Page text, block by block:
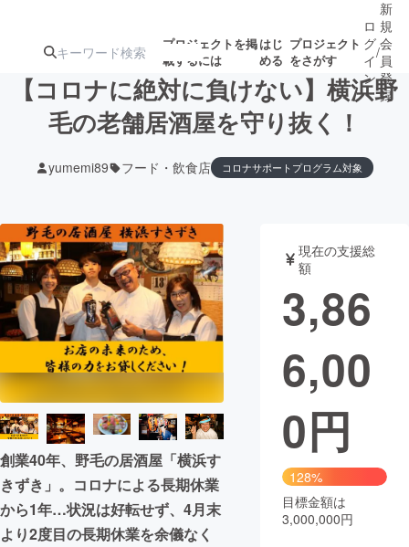
プロジェクトを掲
載するには
はじ
める
プロジェクト
をさがす
ジェクト
ターン
注目の新着プロ
ジェクト
募集終了が近いプ
ロジェクト
もうすぐ公開
されます
アート・写真 音楽
テクノロジー・ガジェット ゲーム・サ
映像・映画
まちづくり・地域活性化
CAMPFIRE for Social Good
CAMPFIRE Creation
CAMPFIREふるさと納税
コミュニティ
ロ
グ
イ
ン
/
新
規
会
員
登
録
【コロナに絶対に負けない】横浜野
毛の老舗居酒屋を守り抜く！
yumemi89 フード・飲食店 コロナサポートプログラム対象
創業40年、野毛の居酒屋「横浜す
きずき」。コロナによる長期休業
から1年…状況は好転せず、4月末
より2度目の長期休業を余儀なく
現在の支援総
額
3,86
6,00
0円
128%
目標金額は
3,000,000円